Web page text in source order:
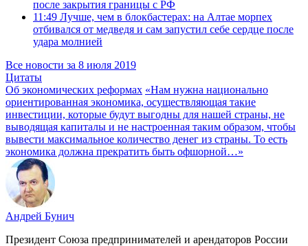
после закрытия границы с РФ
11:49 Лучше, чем в блокбастерах: на Алтае морпех
отбивался от медведя и сам запустил себе сердце после
удара молнией
Все новости за 8 июля 2019
Цитаты
Об экономических реформах «Нам нужна национально
ориентированная экономика, осуществляющая такие
инвестиции, которые будут выгодны для нашей страны, не
выводящая капиталы и не настроенная таким образом, чтобы
вывести максимальное количество денег из страны. То есть
экономика должна прекратить быть офшорной…»
Андрей Бунич
Президент Союза предпринимателей и арендаторов России